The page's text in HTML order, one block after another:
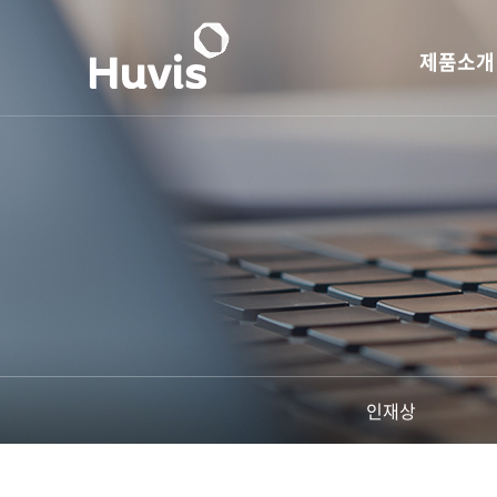
제품소개
단섬유
장섬유
PET 레진
슈퍼섬유
산업자재용
생활용 소
인재상